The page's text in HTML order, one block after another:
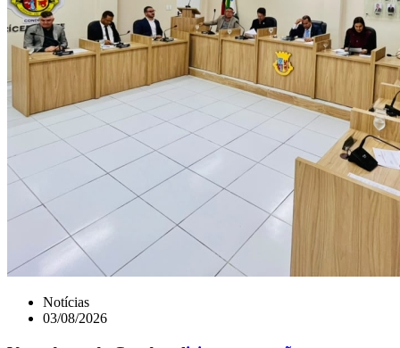
Notícias
03/08/2026